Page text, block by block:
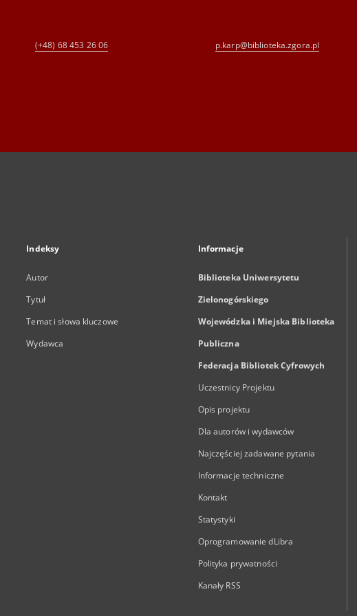
(+48) 68 453 26 06 p.karp@biblioteka.zgora.pl
Indeksy
Autor
Tytuł
Temat i słowa kluczowe
Wydawca
Informacje
Biblioteka Uniwersytetu
Zielonogórskiego
Wojewódzka i Miejska Biblioteka
Publiczna
Federacja Bibliotek Cyfrowych
Uczestnicy Projektu
Opis projektu
Dla autorów i wydawców
Najczęściej zadawane pytania
Informacje techniczne
Kontakt
Statystyki
Oprogramowanie dLibra
Polityka prywatności
Kanały RSS